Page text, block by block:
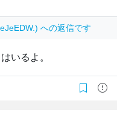
への返信です
いるよ。